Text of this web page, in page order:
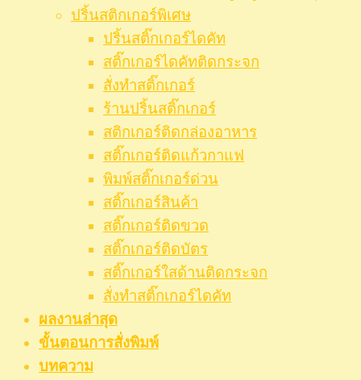
ปริ้นสติกเกอร์พิเศษ
ปริ้นสติ๊กเกอร์ไดคัท
สติ๊กเกอร์ไดคัทติดกระจก
สั่งทำสติ๊กเกอร์
ร้านปริ้นสติ๊กเกอร์
สติกเกอร์ติดกล่องอาหาร
สติ๊กเกอร์ติดแก้วกาแฟ
พิมพ์สติ๊กเกอร์ด่วน
สติ๊กเกอร์สินค้า
สติ๊กเกอร์ติดขวด
สติ๊กเกอร์ติดบัตร
สติ๊กเกอร์ใสด้านติดกระจก
สั่งทําสติ๊กเกอร์ไดคัท
ผลงานล่าสุด
ขั้นตอนการสั่งพิมพ์
บทความ